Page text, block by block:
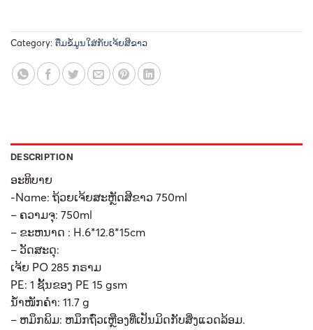
Category: ຕື່ມຂໍ້ມູນໃສ່ກັບເຈ້ຍສີຂາວ
DESCRIPTION
ອະທິບາຍ
-Name: ຖ້ວຍເຈ້ຍສະຫຼັດສີຂາວ 750ml
– ຄວາມຈຸ: 750ml
– ຂະຫນາດ : H.6*12.8*15cm
– ວັດສະດຸ:
ເຈ້ຍ PO 285 ກຣາມ
PE: 1 ຊັ້ນຂອງ PE 15 gsm
ນ້ຳໜັກຄຳ: 11.7 g
– ຫມຶກພິມ: ຫມຶກຖົ່ວເຫຼືອງທີ່ເປັນມິດກັບສິ່ງແວດລ້ອມ.